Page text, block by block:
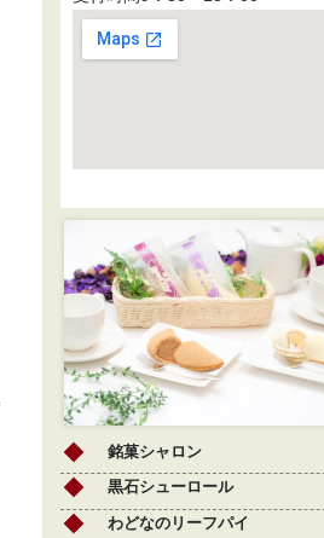
銘菓シャロン
黒石シューロール
わどなのリーフパイ